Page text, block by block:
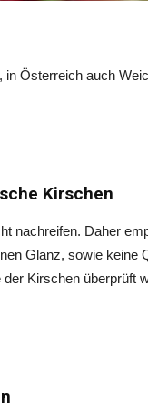
Österreich auch
Kirschen
nachreifen. Daher
Glanz, sowie keine
Kirschen überprüft